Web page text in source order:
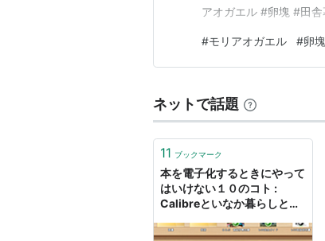
アオガエル #卵塊 #田
#モリアオガエル #卵塊
ネットで話題
11 ブックマーク
本を電子化するときにやって
はいけない１０のコト :
Calibreといなか暮らしと